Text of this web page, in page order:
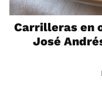
Carrilleras en
José